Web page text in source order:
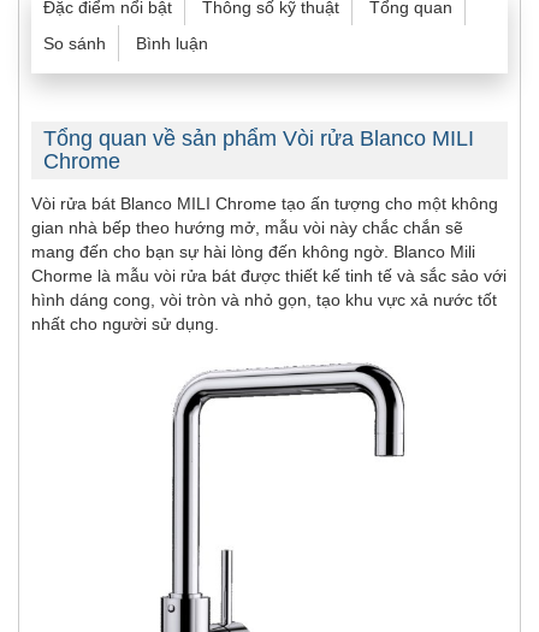
Đặc điểm nổi bật Thông số kỹ thuật
Tổng quan
So sánh
Bình luận
Tổng quan về sản phẩm Vòi rửa Blanco MILI
Chrome
Vòi rửa bát Blanco MILI Chrome tạo ấn tượng cho một không
gian nhà bếp theo hướng mở, mẫu vòi này chắc chắn sẽ
mang đến cho bạn sự hài lòng đến không ngờ. Blanco Mili
Chorme là mẫu vòi rửa bát được thiết kế tinh tế và sắc sảo với
hình dáng cong, vòi tròn và nhỏ gọn, tạo khu vực xả nước tốt
nhất cho người sử dụng.